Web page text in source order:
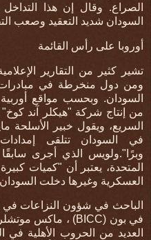
الصراع. وقال إن هذا
السودان شديد التعقيد وصعب
أوروبا على رأس القائمة
تشير كثير من التقارير
ومن دول منخرطة في
السودان. وبحسب مواقع
من إنتاج شركة "هيكلر آند
السريع، ويقول خبير الأسلحة
في السودان تتلقى
وبرًا".ولويس الذي أجرى
المتحدة، يعتبر أن "كميات
العسكرية وغيرها دخلت
الباحث في شؤون النزاعات في
في بون (BICC) ، ماكس
العديد من الحروب الأهلية في